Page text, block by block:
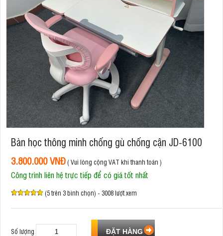
Bàn học thông minh chống gù chống cận JD-6100
3.800.000 VNĐ( Vui lòng cộng VAT khi thanh toán )
Công trình liên hệ trực tiếp để có giá tốt nhất
(5 trên 3 bình chọn) - 3008 lượt xem
Số lượng